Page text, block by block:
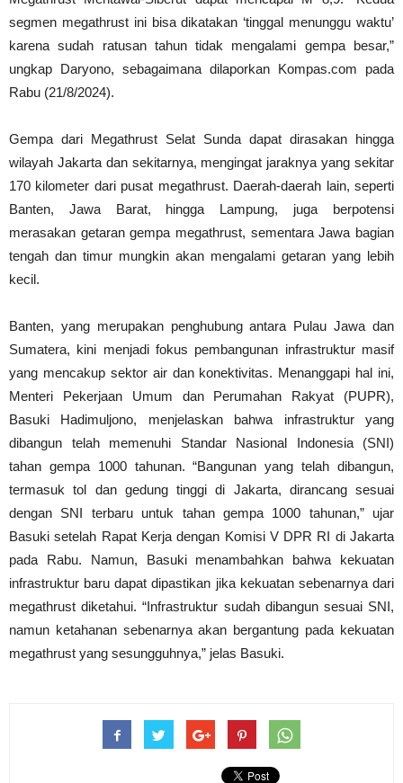
segmen megathrust ini bisa dikatakan ‘tinggal menunggu waktu’
karena sudah ratusan tahun tidak mengalami gempa besar,”
ungkap Daryono, sebagaimana dilaporkan Kompas.com pada
Rabu (21/8/2024).
Gempa dari Megathrust Selat Sunda dapat dirasakan hingga
wilayah Jakarta dan sekitarnya, mengingat jaraknya yang sekitar
170 kilometer dari pusat megathrust. Daerah-daerah lain, seperti
Banten, Jawa Barat, hingga Lampung, juga berpotensi
merasakan getaran gempa megathrust, sementara Jawa bagian
tengah dan timur mungkin akan mengalami getaran yang lebih
kecil.
Banten, yang merupakan penghubung antara Pulau Jawa dan
Sumatera, kini menjadi fokus pembangunan infrastruktur masif
yang mencakup sektor air dan konektivitas. Menanggapi hal ini,
Menteri Pekerjaan Umum dan Perumahan Rakyat (PUPR),
Basuki Hadimuljono, menjelaskan bahwa infrastruktur yang
dibangun telah memenuhi Standar Nasional Indonesia (SNI)
tahan gempa 1000 tahunan. “Bangunan yang telah dibangun,
termasuk tol dan gedung tinggi di Jakarta, dirancang sesuai
dengan SNI terbaru untuk tahan gempa 1000 tahunan,” ujar
Basuki setelah Rapat Kerja dengan Komisi V DPR RI di Jakarta
pada Rabu. Namun, Basuki menambahkan bahwa kekuatan
infrastruktur baru dapat dipastikan jika kekuatan sebenarnya dari
megathrust diketahui. “Infrastruktur sudah dibangun sesuai SNI,
namun ketahanan sebenarnya akan bergantung pada kekuatan
megathrust yang sesungguhnya,” jelas Basuki.